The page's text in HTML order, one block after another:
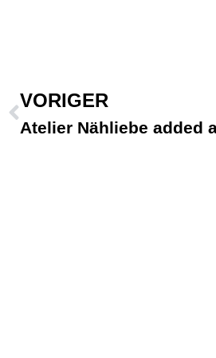
VORIGER
Atelier Nähliebe added